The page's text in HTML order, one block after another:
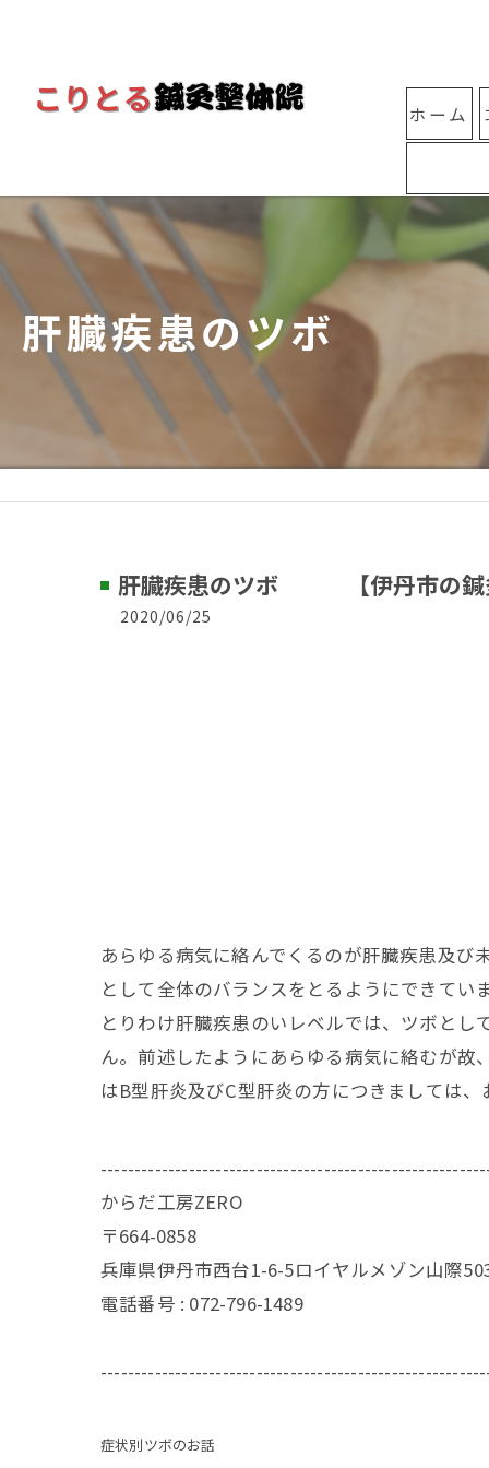
ホーム
肝臓疾患のツボ 【
肝臓疾患のツボ 【伊丹市の鍼灸
2020/06/25
あらゆる病気に絡んでくるのが肝臓疾患及
として全体のバランスをとるようにできていま
とりわけ肝臓疾患のいレベルでは、ツボと
ん。前述したようにあらゆる病気に絡むが故
はB型肝炎及びC型肝炎の方につきましては、
からだ工房ZERO
〒664-0858
兵庫県伊丹市西台1-6-5ロイヤルメゾン山際
電話番号 : 072-796-1489
症状別ツボのお話